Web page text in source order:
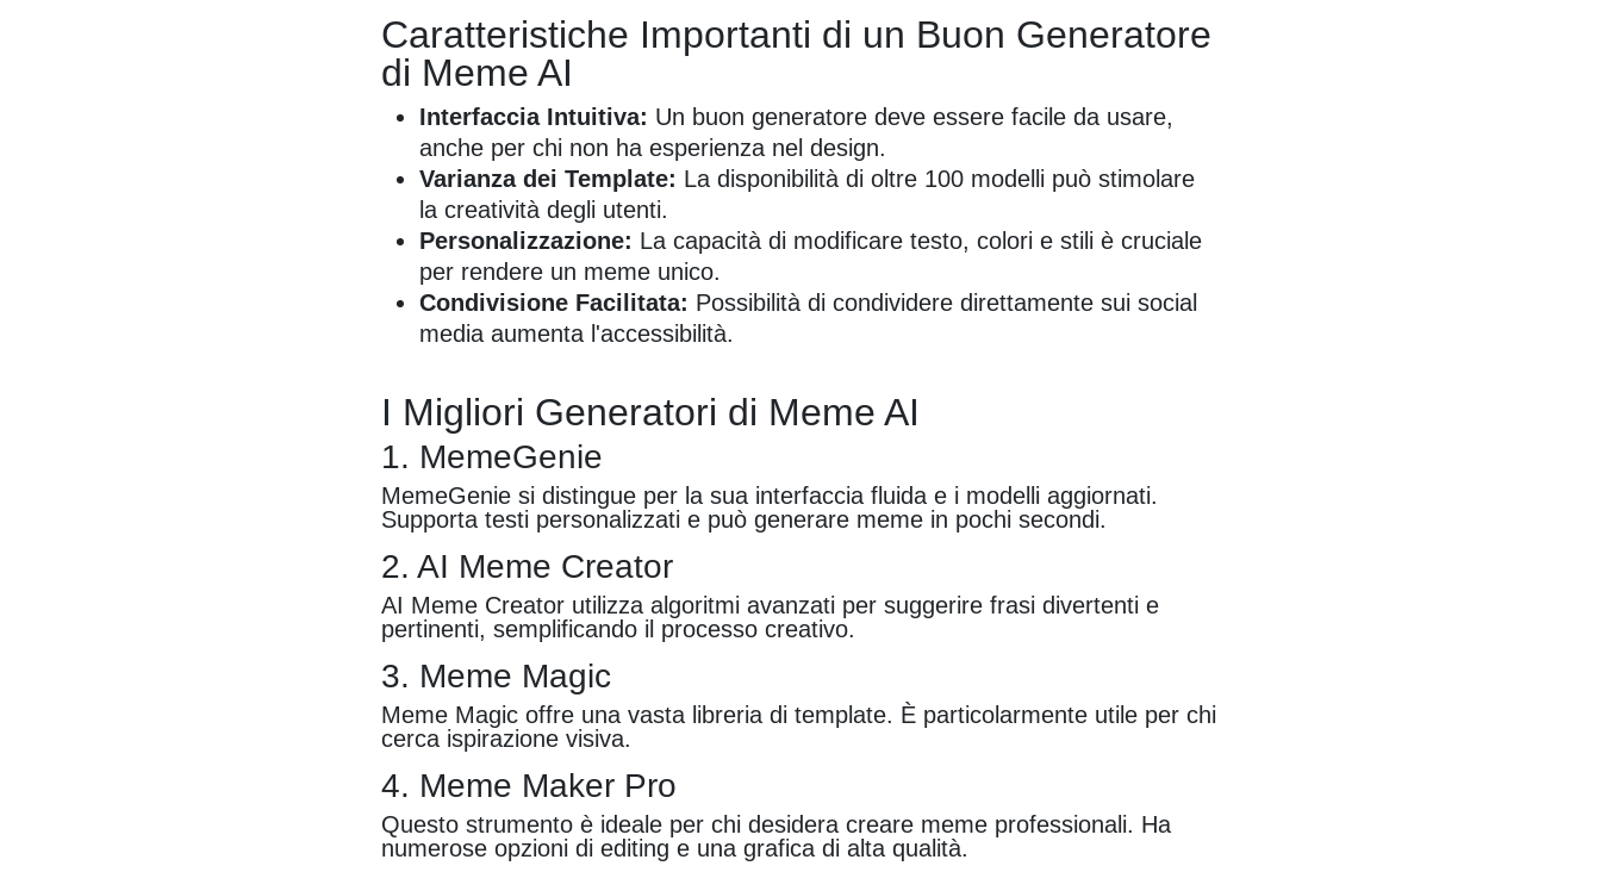
Caratteristiche Importanti di un Buon Generatore
di Meme AI
Interfaccia Intuitiva: Un buon generatore deve essere facile da usare,
anche per chi non ha esperienza nel design.
Varianza dei Template: La disponibilità di oltre 100 modelli può stimolare
la creatività degli utenti.
Personalizzazione: La capacità di modificare testo, colori e stili è cruciale
per rendere un meme unico.
Condivisione Facilitata: Possibilità di condividere direttamente sui social
media aumenta l'accessibilità.
I Migliori Generatori di Meme AI
1. MemeGenie
MemeGenie si distingue per la sua interfaccia fluida e i modelli aggiornati.
Supporta testi personalizzati e può generare meme in pochi secondi.
2. AI Meme Creator
AI Meme Creator utilizza algoritmi avanzati per suggerire frasi divertenti e
pertinenti, semplificando il processo creativo.
3. Meme Magic
Meme Magic offre una vasta libreria di template. È particolarmente utile per chi
cerca ispirazione visiva.
4. Meme Maker Pro
Questo strumento è ideale per chi desidera creare meme professionali. Ha
numerose opzioni di editing e una grafica di alta qualità.